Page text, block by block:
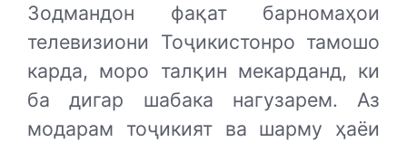
Зодмандон фақат барномаҳои
телевизиони Тоҷикистонро тамошо
карда, моро талқин мекарданд, ки
ба дигар шабака нагузарем. Аз
модарам тоҷикият ва шарму ҳаёи